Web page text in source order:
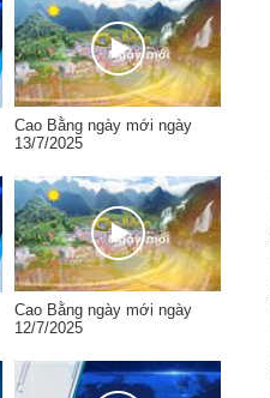
Cao Bằng ngày mới ngày
13/7/2025
Cao Bằng ngày mới ngày
12/7/2025